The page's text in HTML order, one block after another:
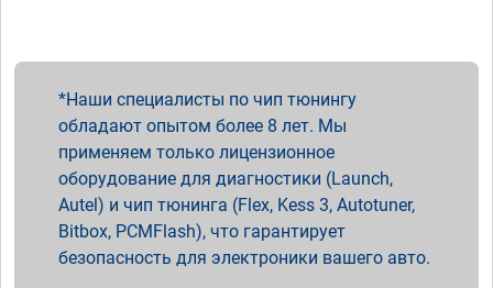
Наши специалисты по чип тюнингу
обладают опытом более 8 лет. Мы
применяем только лицензионное
оборудование для диагностики (Launch,
Autel) и чип тюнинга (Flex, Kess 3, Autotuner,
Bitbox, PCMFlash), что гарантирует
безопасность для электроники вашего авто.